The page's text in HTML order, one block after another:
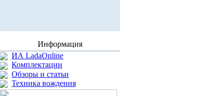
Информация
ИА LadaOnline
Комплектации
Обзоры и статьи
Техника вождения